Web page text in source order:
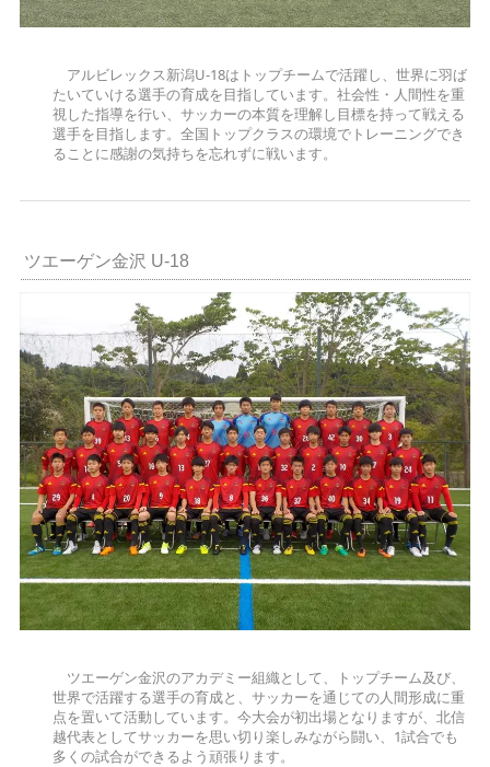
アルビレックス新潟U-18はトップチームで活躍し、世界に羽ば
たいていける選手の育成を目指しています。社会性・人間性を重
視した指導を行い、サッカーの本質を理解し目標を持って戦える
選手を目指します。全国トップクラスの環境でトレーニングでき
ることに感謝の気持ちを忘れずに戦います。
ツエーゲン金沢 U-18
ツエーゲン金沢のアカデミー組織として、トップチーム及び、
世界で活躍する選手の育成と、サッカーを通じての人間形成に重
点を置いて活動しています。今大会が初出場となりますが、北信
越代表としてサッカーを思い切り楽しみながら闘い、1試合でも
多くの試合ができるよう頑張ります。